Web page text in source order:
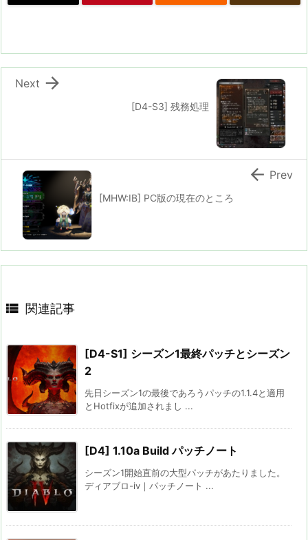
[D4-S3] 残務処理

Next
[MHW:IB] PC版の現在のところ
 Prev
 関連記事
[D4-S1] シーズン1最終パッチとシーズン
2
先日シーズン1の最後であろうパッチの1.1.4と適用
とHotfixが追加されまし ...
[D4] 1.10a Build パッチノート
シーズン1開始直前の大型パッチがあたりました。
ディアブロ-iv｜パッチノート ...